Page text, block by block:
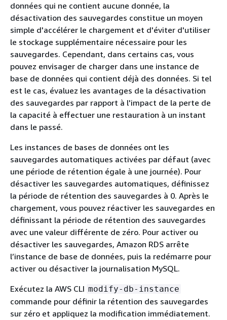
données qui ne contient aucune donnée, la
désactivation des sauvegardes constitue un moyen
simple d'accélérer le chargement et d'éviter d'utiliser
le stockage supplémentaire nécessaire pour les
sauvegardes. Cependant, dans certains cas, vous
pouvez envisager de charger dans une instance de
base de données qui contient déjà des données. Si tel
est le cas, évaluez les avantages de la désactivation
des sauvegardes par rapport à l'impact de la perte de
la capacité à effectuer une restauration à un instant
dans le passé.
Les instances de bases de données ont les
sauvegardes automatiques activées par défaut (avec
une période de rétention égale à une journée). Pour
désactiver les sauvegardes automatiques, définissez
la période de rétention des sauvegardes à 0. Après le
chargement, vous pouvez réactiver les sauvegardes en
définissant la période de rétention des sauvegardes
avec une valeur différente de zéro. Pour activer ou
désactiver les sauvegardes, Amazon RDS arrête
l’instance de base de données, puis la redémarre pour
activer ou désactiver la journalisation MySQL.
Exécutez la AWS CLI modify-db-instance
commande pour définir la rétention des sauvegardes
sur zéro et appliquez la modification immédiatement.